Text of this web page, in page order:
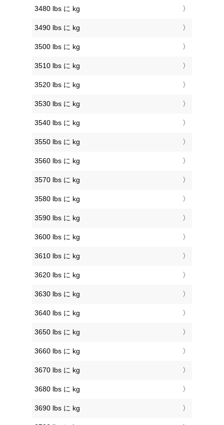
3480 lbs に kg
3490 lbs に kg
3500 lbs に kg
3510 lbs に kg
3520 lbs に kg
3530 lbs に kg
3540 lbs に kg
3550 lbs に kg
3560 lbs に kg
3570 lbs に kg
3580 lbs に kg
3590 lbs に kg
3600 lbs に kg
3610 lbs に kg
3620 lbs に kg
3630 lbs に kg
3640 lbs に kg
3650 lbs に kg
3660 lbs に kg
3670 lbs に kg
3680 lbs に kg
3690 lbs に kg